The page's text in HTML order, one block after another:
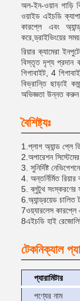
অল-ইন-ওয়ান গাড়ি
ওয়াইড এইচডি
কারপ্লে এবং
করে,ড্রাইভিংয়ের
রিয়ার ক্যামেরা
বিস্তৃত দৃশ্য প্রদান
গিগাবাইট, 4
বিভ্রান্তি ছাড়াই
অভিজ্ঞতা উন্নত
বৈশিষ্ট্যঃ
1.প্লাগ অ্যান্ড প্লে
2.অপারেশন
3. সুনির্দিষ্ট
4. অন্তর্নির্মিত
5. ব্লুটুথ সংস্করণের
6.অ্যান্ড্রয়েড চালিত
7ওয়্যারলেস
8এইচডি হাই
টেকনিক্যাল
প্যারামিটার
পণ্যের নাম